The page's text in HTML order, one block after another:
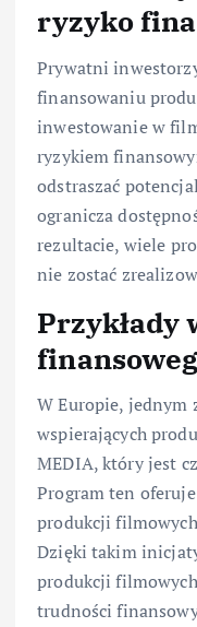
ryzyko
Prywatni
finansowaniu
inwestowanie w
ryzykiem
odstraszać
ogranicza
rezultacie, wiele
nie zostać
Przykłady
W Europie, jednym
wspierających
MEDIA, który jest
Program ten
produkcji
Dzięki takim
produkcji
trudności